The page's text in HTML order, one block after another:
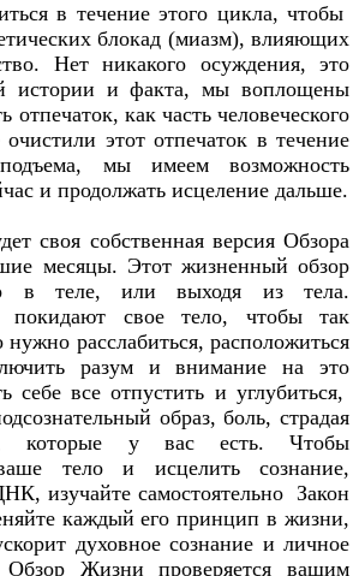
в течение этого цикла, чтобы
блокад (миазм), влияющих
Нет никакого осуждения, это
истории и факта, мы воплощены
отпечаток, как часть человеческого
этот отпечаток в течение
мы имеем возможность
и продолжать исцеление дальше.
своя собственная версия Обзора
месяцы. Этот жизненный обзор
в теле, или выходя из тела.
покидают свое тело, чтобы так
нужно расслабиться, расположиться
разум и внимание на это
себе все отпустить и углубиться,
образ, боль, страдая
которые у вас есть. Чтобы
ваше тело и исцелить сознание,
изучайте самостоятельно Закон
каждый его принцип в жизни,
духовное сознание и личное
Обзор Жизни проверяется вашим